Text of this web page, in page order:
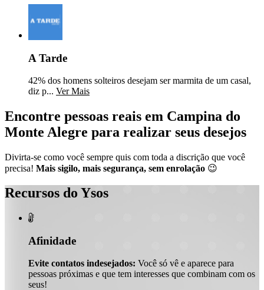
A Tarde
42% dos homens solteiros desejam ser marmita de um casal,
diz p... Ver Mais
Encontre pessoas reais em Campina do
Monte Alegre para realizar seus desejos
Divirta-se como você sempre quis com toda a discrição que você
precisa! Mais sigilo, mais segurança, sem enrolação 😉
Recursos do Ysos

Afinidade
Evite contatos indesejados: Você só vê e aparece para
pessoas próximas e que tem interesses que combinam com os
seus!